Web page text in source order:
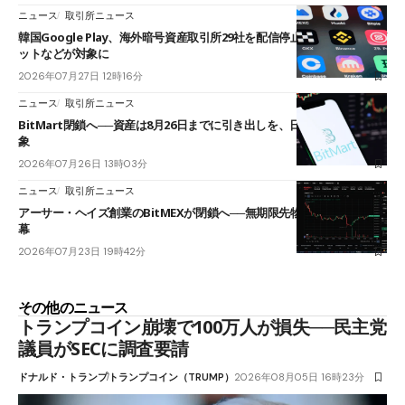
ニュース 取引所ニュース
韓国Google Play、海外暗号資産取引所29社を配信停止──OKXやバイビ
ットなどが対象に
2026年07月27日 12時16分
ニュース 取引所ニュース
BitMart閉鎖へ──資産は8月26日までに引き出しを、日本人利用者も対
象
2026年07月26日 13時03分
ニュース 取引所ニュース
アーサー・ヘイズ創業のBitMEXが閉鎖へ──無期限先物を生んだ11年に
幕
2026年07月23日 19時42分
その他のニュース
トランプコイン崩壊で100万人が損失──民主党
議員がSECに調査要請
ドナルド・トランプトランプコイン（TRUMP） 2026年08月05日 16時23分